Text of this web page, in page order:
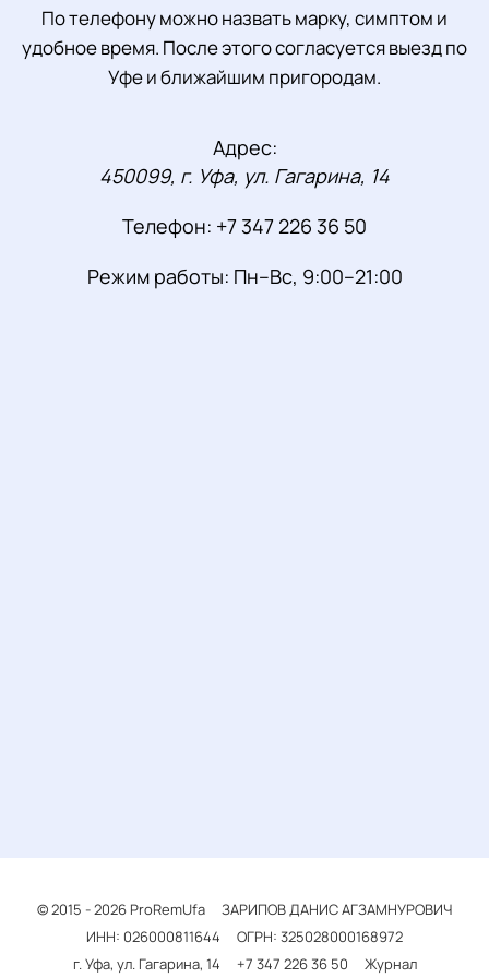
По телефону можно назвать марку, симптом и
удобное время. После этого согласуется выезд по
Уфе и ближайшим пригородам.
Адрес:
450099, г. Уфа, ул. Гагарина, 14
Телефон: +7 347 226 36 50
Режим работы: Пн–Вс, 9:00–21:00
© 2015 - 2026 ProRemUfa
ЗАРИПОВ ДАНИС АГЗАМНУРОВИЧ
ИНН: 026000811644
ОГРН: 325028000168972
г. Уфа, ул. Гагарина, 14
+7 347 226 36 50 Журнал